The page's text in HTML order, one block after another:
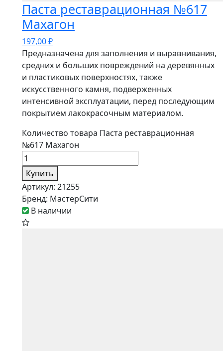
Паста реставрационная №617
Махагон
197,00₽
Предназначена для заполнения и выравнивания,
средних и больших повреждений на деревянных
и пластиковых поверхностях, также
искусственного камня, подверженных
интенсивной эксплуатации, перед последующим
покрытием лакокрасочным материалом.
Количество товара Паста реставрационная
№617 Махагон
Купить
Артикул: 21255
Бренд: МастерСити
В наличии